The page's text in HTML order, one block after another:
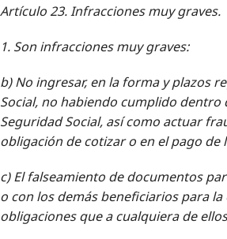
Artículo 23. Infracciones muy graves.
1. Son infracciones muy graves:
b) No ingresar, en la forma y plazos
Social, no habiendo cumplido dentro
Seguridad Social, así como actuar
obligación de cotizar o en el pago de
c) El falseamiento de documentos
o con los demás beneficiarios para
obligaciones que a cualquiera de